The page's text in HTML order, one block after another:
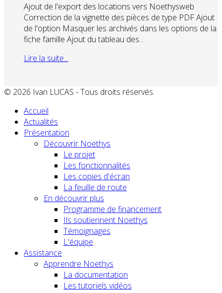
Ajout de l'export des locations vers Noethysweb
Correction de la vignette des pièces de type PDF Ajout
de l'option Masquer les archivés dans les options de la
fiche famille Ajout du tableau des...
Lire la suite...
© 2026 Ivan LUCAS - Tous droits réservés.
Accueil
Actualités
Présentation
Découvrir Noethys
Le projet
Les fonctionnalités
Les copies d'écran
La feuille de route
En découvrir plus
Programme de financement
Ils soutiennent Noethys
Témoignages
L'équipe
Assistance
Apprendre Noethys
La documentation
Les tutoriels vidéos